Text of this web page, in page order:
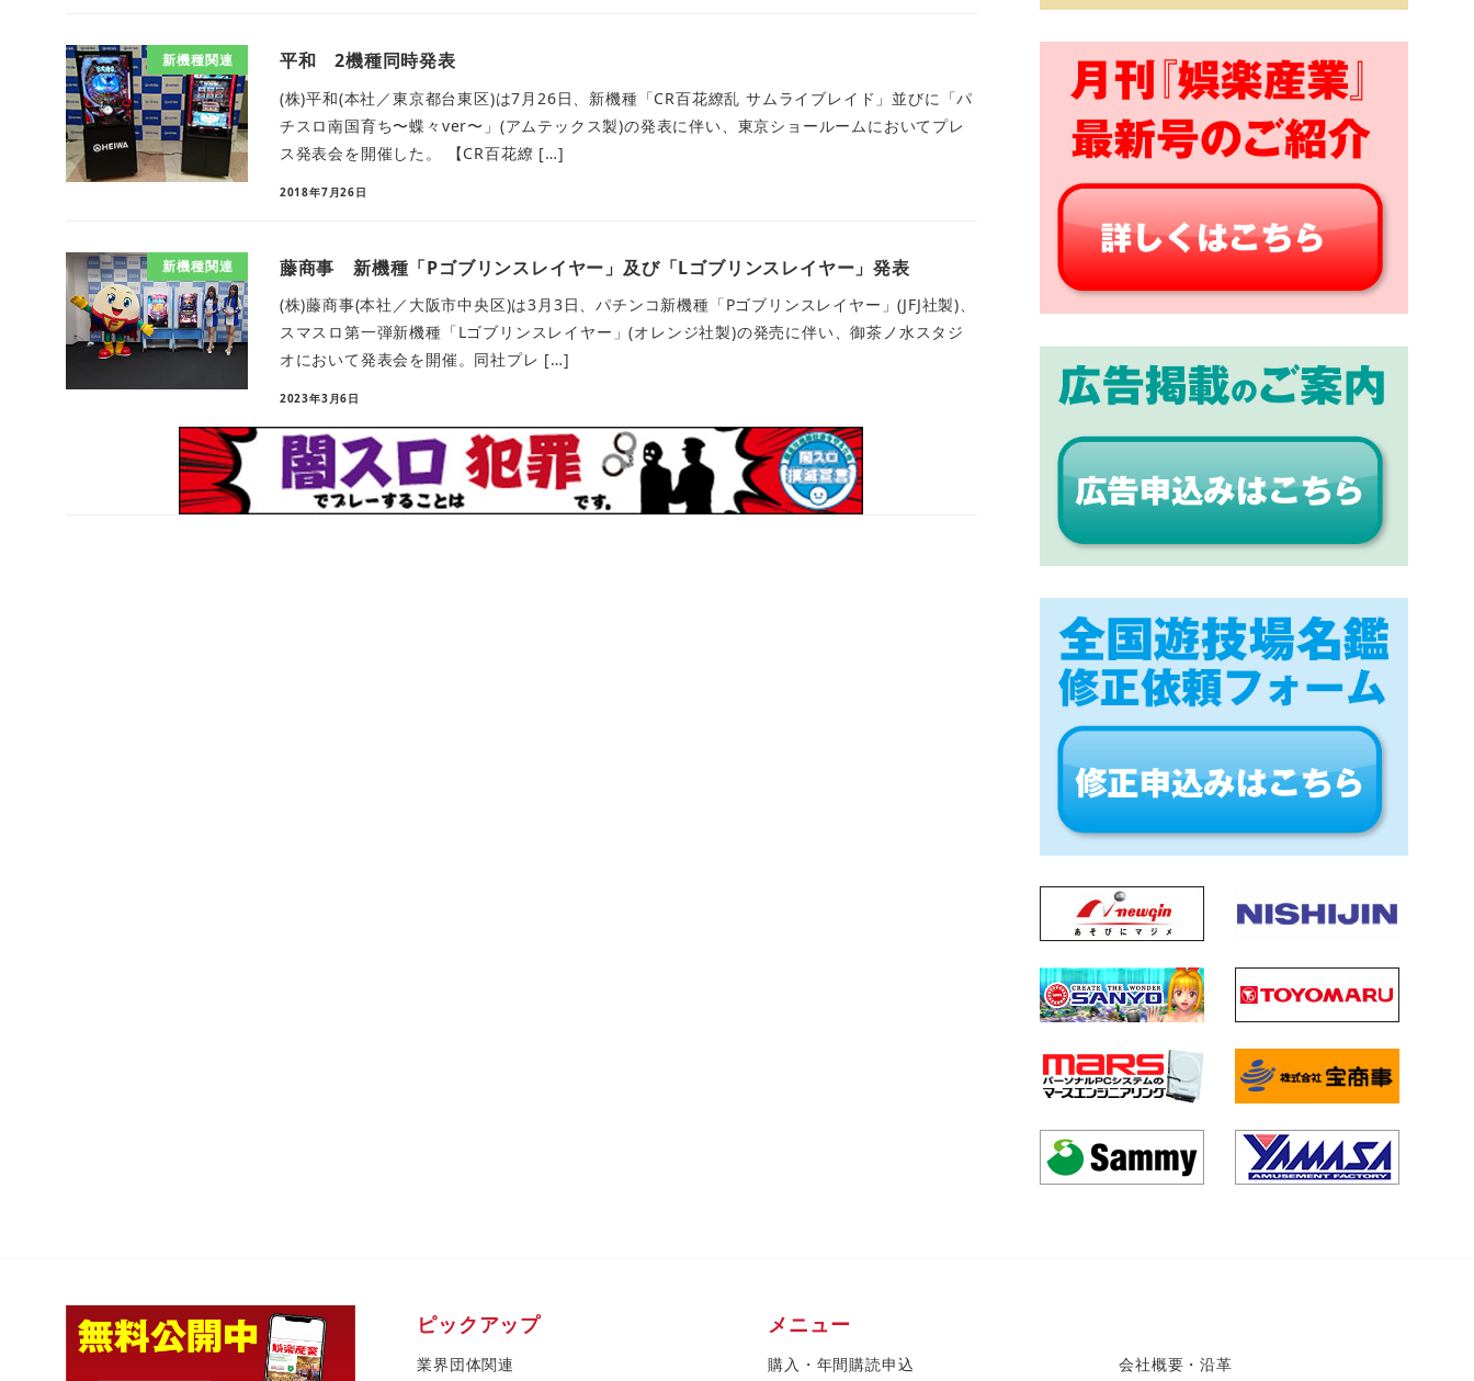
新機種関連 平和 2機種同時発表
(株)平和(本社／東京都台東区)は7月26日、新機種「CR百花繚乱 サムライブレイド」並びに「パ
チスロ南国育ち〜蝶々ver〜」(アムテックス製)の発表に伴い、東京ショールームにおいてプレ
ス発表会を開催した。 【CR百花繚 […]
2018年7月26日
新機種関連 藤商事 新機種「Pゴブリンスレイヤー」及び「Lゴブリンスレイヤー」発表
(株)藤商事(本社／大阪市中央区)は3月3日、パチンコ新機種「Pゴブリンスレイヤー」(JFJ社製)、
スマスロ第一弾新機種「Lゴブリンスレイヤー」(オレンジ社製)の発売に伴い、御茶ノ水スタジ
オにおいて発表会を開催。同社プレ […]
2023年3月6日
ピックアップ
業界団体関連
メニュー
購入・年間購読申込 会社概要・沿革